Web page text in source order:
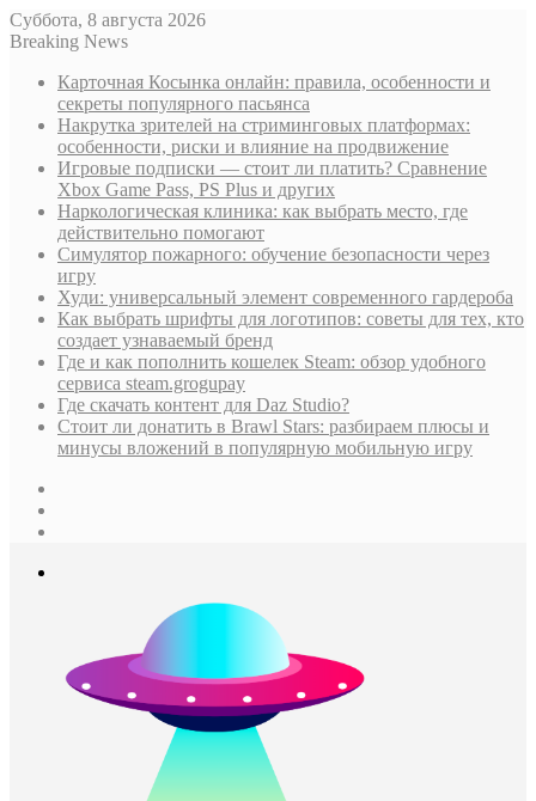
Суббота, 8 августа 2026
Breaking News
Карточная Косынка онлайн: правила, особенности и
секреты популярного пасьянса
Накрутка зрителей на стриминговых платформах:
особенности, риски и влияние на продвижение
Игровые подписки — стоит ли платить? Сравнение
Xbox Game Pass, PS Plus и других
Наркологическая клиника: как выбрать место, где
действительно помогают
Симулятор пожарного: обучение безопасности через
игру
Худи: универсальный элемент современного гардероба
Как выбрать шрифты для логотипов: советы для тех, кто
создает узнаваемый бренд
Где и как пополнить кошелек Steam: обзор удобного
сервиса steam.grogupay
Где скачать контент для Daz Studio?
Стоит ли донатить в Brawl Stars: разбираем плюсы и
минусы вложений в популярную мобильную игру